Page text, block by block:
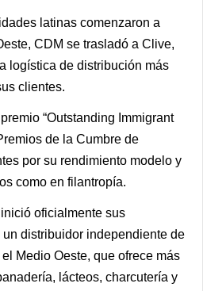
latinas comenzaron a
CDM se trasladó a Clive,
logística de distribución más
clientes.
“Outstanding Immigrant
de la Cumbre de
por su rendimiento modelo y
como en filantropía.
oficialmente sus
distribuidor independiente de
Medio Oeste, que ofrece más
lácteos, charcutería y